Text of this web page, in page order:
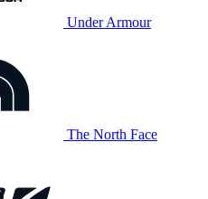
Under Armour
The North Face